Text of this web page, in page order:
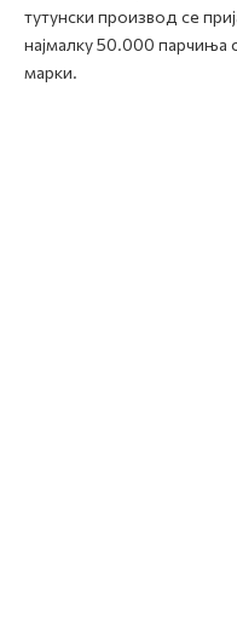
тутунски производ се
најмалку 50.000 парчиња
марки.